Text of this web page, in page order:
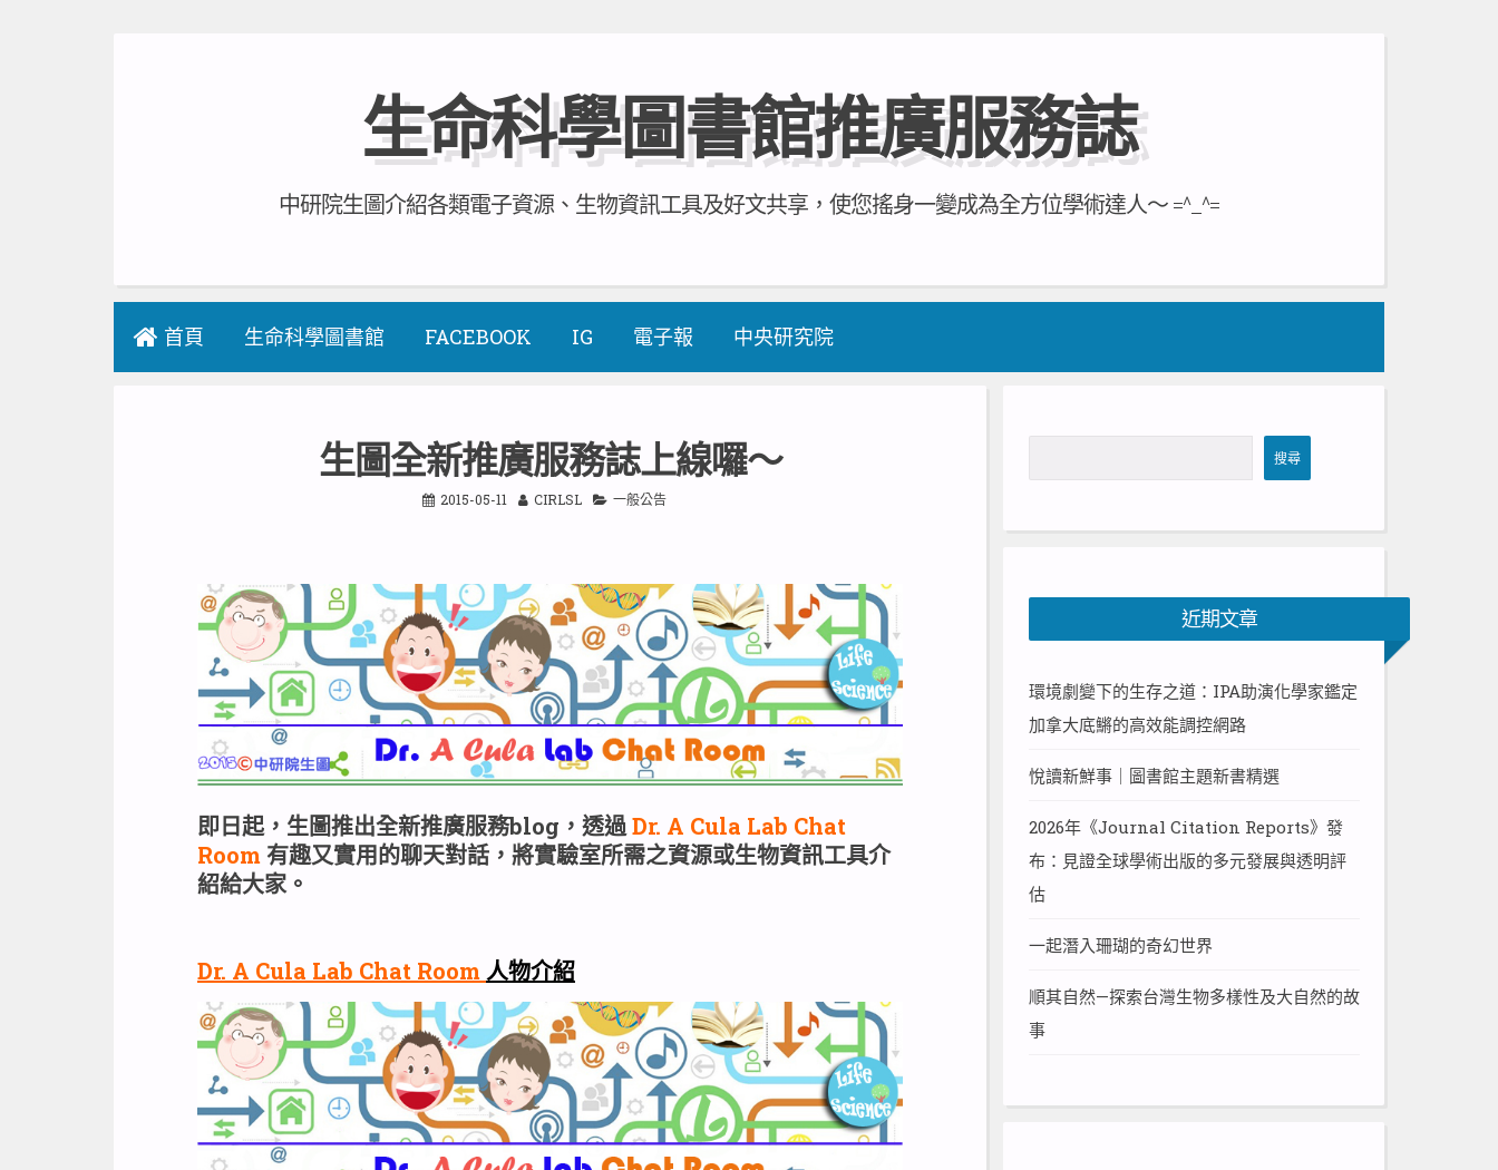
生命科學圖書館推廣服務誌
中研院生圖介紹各類電子資源、生物資訊工具及好文共享，使您搖身一變成為全方位學術達人～ =^_^=
首頁 生命科學圖書館 FACEBOOK IG 電子報 中央研究院
生圖全新推廣服務誌上線囉～
2015-05-11 CIRLSL 一般公告
即日起，生圖推出全新推廣服務blog，透過 Dr. A Cula Lab Chat
Room 有趣又實用的聊天對話，將實驗室所需之資源或生物資訊工具介
紹給大家。
Dr. A Cula Lab Chat Room人物介紹
尋
搜尋
近期文章
環境劇變下的生存之道：IPA助演化學家鑑定
加拿大底鱂的高效能調控網路
悅讀新鮮事｜圖書館主題新書精選
2026年《Journal Citation Reports》發
布：見證全球學術出版的多元發展與透明評
估
一起潛入珊瑚的奇幻世界
順其自然—探索台灣生物多樣性及大自然的故
事